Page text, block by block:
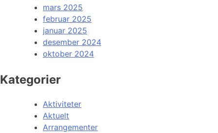
mars 2025
februar 2025
januar 2025
desember 2024
oktober 2024
Kategorier
Aktiviteter
Aktuelt
Arrangementer